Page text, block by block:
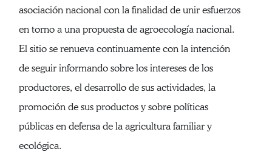
asociación nacional con la finalidad de unir esfuerzos
en torno a una propuesta de agroecología nacional.
El sitio se renueva continuamente con la intención
de seguir informando sobre los intereses de los
productores, el desarrollo de sus actividades, la
promoción de sus productos y sobre políticas
públicas en defensa de la agricultura familiar y
ecológica.